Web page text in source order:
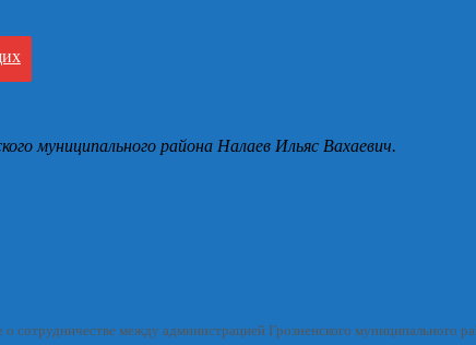
муниципального района Налаев Ильяс Вахаевич.
о сотрудничестве между администрацией Грозненского